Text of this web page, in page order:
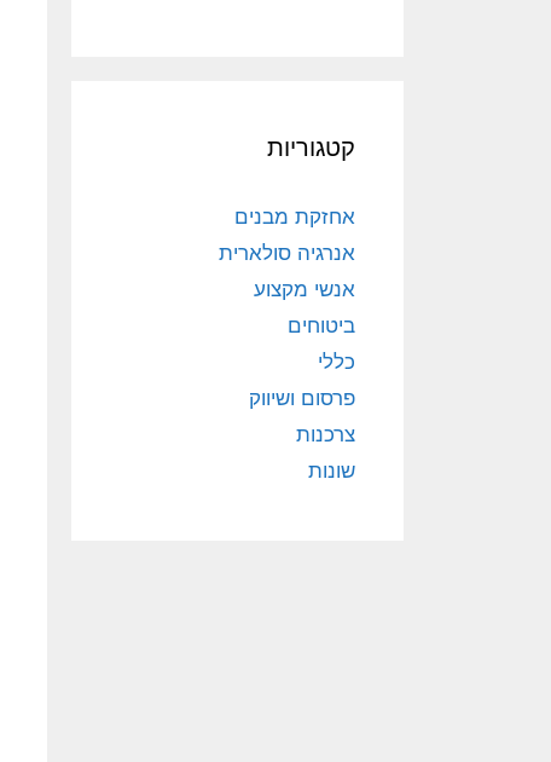
קטגוריות
אחזקת מבנים
אנרגיה סולארית
אנשי מקצוע
ביטוחים
כללי
פרסום ושיווק
צרכנות
שונות